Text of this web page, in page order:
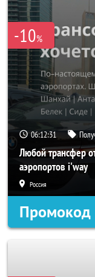
-10%
06:12:29
Любой трансфер
аэропортов i'way
Россия
Промокод